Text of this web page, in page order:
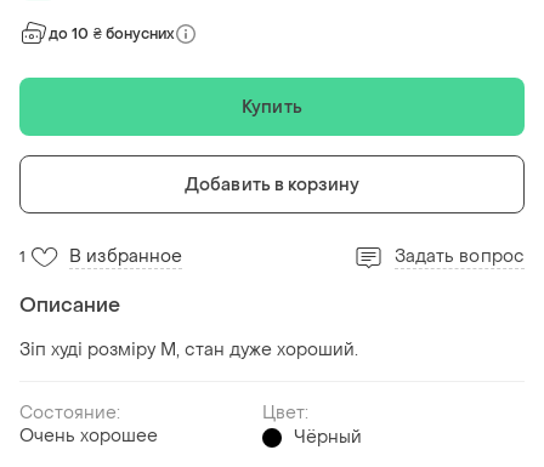
до 10 ₴ бонусних
Купить
Добавить в корзину
1 В избранное Задать вопрос
Описание
Зіп худі розміру М, стан дуже хороший.
Состояние:
Очень хорошее
Цвет:
Чёрный